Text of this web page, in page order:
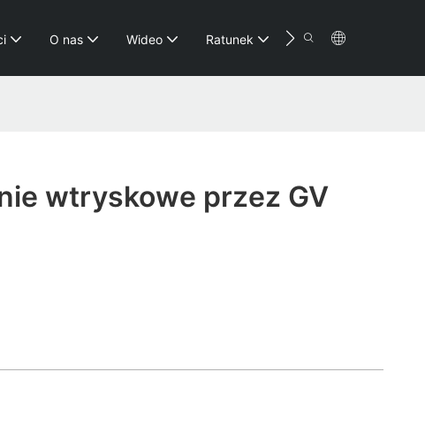
O nas Wideo Ratunek Kontakt
wtryskowe przez GV